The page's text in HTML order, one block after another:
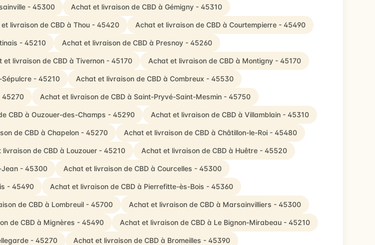
- 45300 Achat et livraison de CBD à Gémigny - 45310
livraison de CBD à Thou - 45420 Achat et livraison de CBD à Courtempierre - 45490
- 45210 Achat et livraison de CBD à Presnoy - 45260
et livraison de CBD à Tivernon - 45170 Achat et livraison de CBD à Montigny - 45170
- 45210 Achat et livraison de CBD à Combreux - 45530
45270 Achat et livraison de CBD à Saint-Pryvé-Saint-Mesmin - 45750
CBD à Ouzouer-des-Champs - 45290 Achat et livraison de CBD à Villamblain - 45310
de CBD à Chapelon - 45270 Achat et livraison de CBD à Châtillon-le-Roi - 45480
livraison de CBD à Louzouer - 45210 Achat et livraison de CBD à Huêtre - 45520
Jean - 45300 Achat et livraison de CBD à Courcelles - 45300
- 45490 Achat et livraison de CBD à Pierrefitte-ès-Bois - 45360
de CBD à Lombreuil - 45700 Achat et livraison de CBD à Marsainvilliers - 45300
de CBD à Mignères - 45490 Achat et livraison de CBD à Le Bignon-Mirabeau - 45210
- 45270 Achat et livraison de CBD à Bromeilles - 45390